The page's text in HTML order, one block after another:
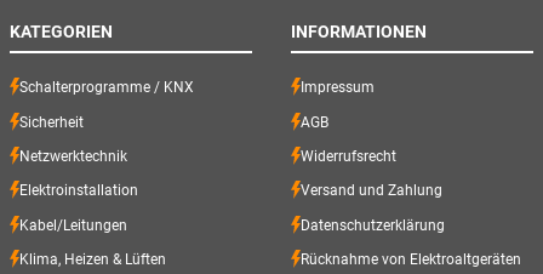
KATEGORIEN
Schalterprogramme / KNX
Sicherheit
Netzwerktechnik
Elektroinstallation
Kabel/Leitungen
Klima, Heizen & Lüften
INFORMATIONEN
Impressum
AGB
Widerrufsrecht
Versand und Zahlung
Datenschutzerklärung
Rücknahme von Elektroaltgeräten